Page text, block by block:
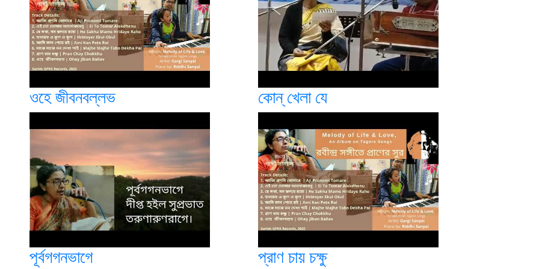
ওহে জীবনবল্লভ কোন্ খেলা যে
পূর্বগগনভাগে প্রাণ চায় চক্ষু